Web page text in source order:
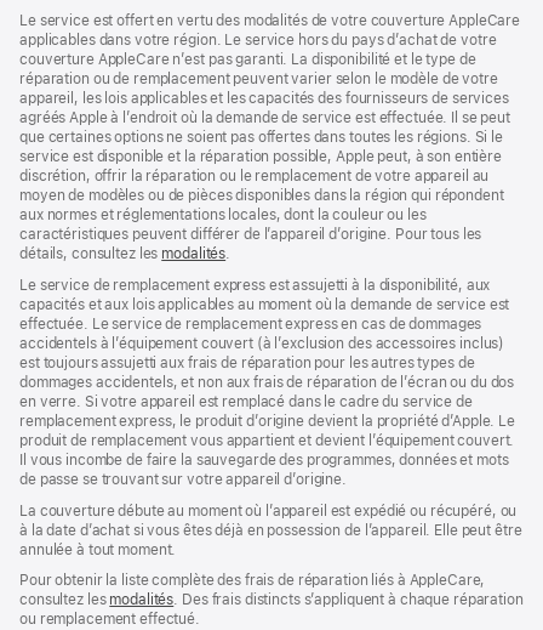
Le service est offert en vertu des modalités de votre couverture AppleCare
applicables dans votre région. Le service hors du pays d’achat de votre
couverture AppleCare n’est pas garanti. La disponibilité et le type de
réparation ou de remplacement peuvent varier selon le modèle de votre
appareil, les lois applicables et les capacités des fournisseurs de services
agréés Apple à l’endroit où la demande de service est effectuée. Il se peut
que certaines options ne soient pas offertes dans toutes les régions. Si le
service est disponible et la réparation possible, Apple peut, à son entière
discrétion, offrir la réparation ou le remplacement de votre appareil au
moyen de modèles ou de pièces disponibles dans la région qui répondent
aux normes et réglementations locales, dont la couleur ou les
caractéristiques peuvent différer de l’appareil d’origine. Pour tous les
détails, consultez les modalités(s’ouvre
une
nouvelle
fenêtre)
.
Le service de remplacement express est assujetti à la disponibilité, aux
capacités et aux lois applicables au moment où la demande de service est
effectuée. Le service de remplacement express en cas de dommages
accidentels à l’équipement couvert (à l’exclusion des accessoires inclus)
est toujours assujetti aux frais de réparation pour les autres types de
dommages accidentels, et non aux frais de réparation de l’écran ou du dos
en verre. Si votre appareil est remplacé dans le cadre du service de
remplacement express, le produit d’origine devient la propriété d’Apple. Le
produit de remplacement vous appartient et devient l’équipement couvert.
Il vous incombe de faire la sauvegarde des programmes, données et mots
de passe se trouvant sur votre appareil d’origine.
La couverture débute au moment où l’appareil est expédié ou récupéré, ou
à la date d’achat si vous êtes déjà en possession de l’appareil. Elle peut être
annulée à tout moment.
Pour obtenir la liste complète des frais de réparation liés à AppleCare,
consultez les modalités(s’ouvre
dans
. Des frais distincts s’appliquent à chaque réparation
ou remplacement effectué.